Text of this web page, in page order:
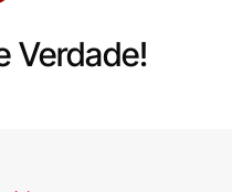
Verdade!